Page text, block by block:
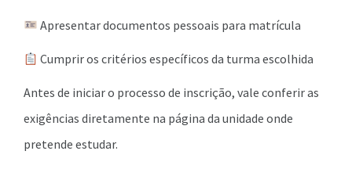
Apresentar documentos pessoais para matrícula
Cumprir os critérios específicos da turma escolhida
Antes de iniciar o processo de inscrição, vale conferir as
exigências diretamente na página da unidade onde
pretende estudar.